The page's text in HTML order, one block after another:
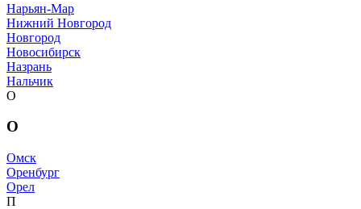
Нарьян-Мар
Нижний Новгород
Новгород
Новосибирск
Назрань
Нальчик
О
О
Омск
Оренбург
Орел
П